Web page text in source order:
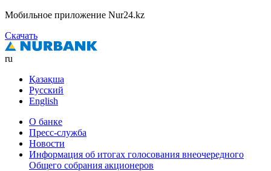
Мобильное приложение Nur24.kz
Скачать
ru
Қазақша
Русский
English
О банке
Пресс-служба
Новости
Информация об итогах голосования внеочередного
Общего собрания акционеров